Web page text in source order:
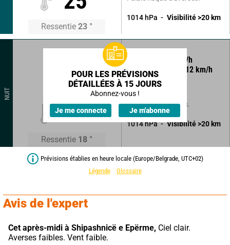
Ressentie 23 °
1014 hPa Visibilité >20 km
NUIT
20°
Ressentie 18 °
km/h
Rafales à
12 km/h
Ciel clair.
Sans précipitations.
1014hPa Visibilité >20 km
POUR LES PRÉVISIONS
DÉTAILLÉES À 15 JOURS
Abonnez-vous !
Je me connecte Je m'abonne
Prévisions établies en heure locale (Europe/Belgrade, UTC+02)
Légende
Glossaire
Avis de l'expert
Cet après-midi à Shipashnicë e Epërme, Ciel clair.
Averses faibles. Vent faible.